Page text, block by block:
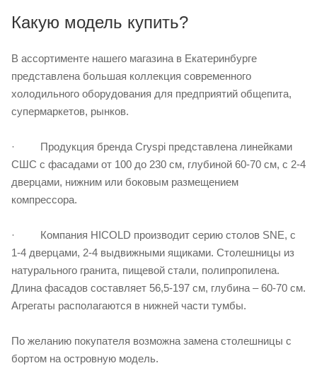
Какую модель купить?
В ассортименте нашего магазина в Екатеринбурге
представлена большая коллекция современного
холодильного оборудования для предприятий общепита,
супермаркетов, рынков.
· Продукция бренда Cryspi представлена линейками
СШС с фасадами от 100 до 230 см, глубиной 60-70 см, с 2-4
дверцами, нижним или боковым размещением
компрессора.
· Компания HICOLD производит серию столов SNE, с
1-4 дверцами, 2-4 выдвижными ящиками. Столешницы из
натурального гранита, пищевой стали, полипропилена.
Длина фасадов составляет 56,5-197 см, глубина – 60-70 см.
Агрегаты располагаются в нижней части тумбы.
По желанию покупателя возможна замена столешницы с
бортом на островную модель.